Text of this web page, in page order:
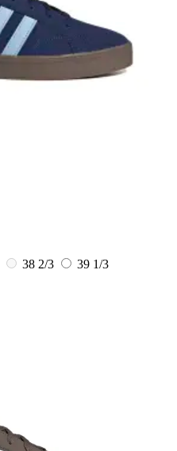
38 2/3
39 1/3